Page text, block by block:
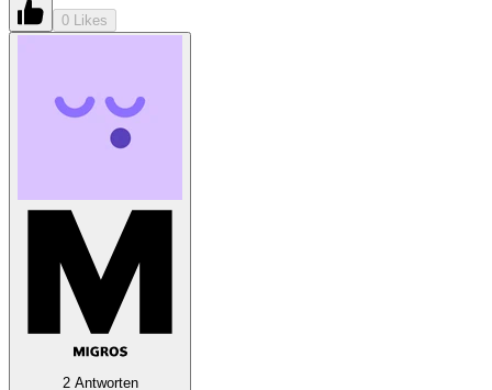
0 Likes
2 Antworten